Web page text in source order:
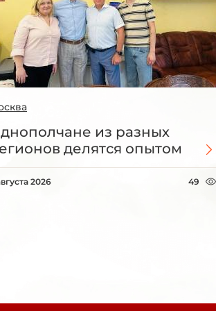
из разных
делятся опытом
2026 49